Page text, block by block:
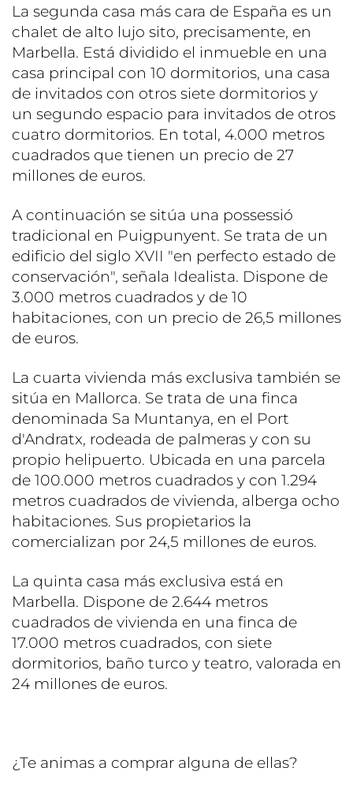
La segunda casa más cara de España es un
chalet de alto lujo sito, precisamente, en
Marbella. Está dividido el inmueble en una
casa principal con 10 dormitorios, una casa
de invitados con otros siete dormitorios y
un segundo espacio para invitados de otros
cuatro dormitorios. En total, 4.000 metros
cuadrados que tienen un precio de 27
millones de euros.
A continuación se sitúa una possessió
tradicional en Puigpunyent. Se trata de un
edificio del siglo XVII "en perfecto estado de
conservación", señala Idealista. Dispone de
3.000 metros cuadrados y de 10
habitaciones, con un precio de 26,5 millones
de euros.
La cuarta vivienda más exclusiva también se
sitúa en Mallorca. Se trata de una finca
denominada Sa Muntanya, en el Port
d'Andratx, rodeada de palmeras y con su
propio helipuerto. Ubicada en una parcela
de 100.000 metros cuadrados y con 1.294
metros cuadrados de vivienda, alberga ocho
habitaciones. Sus propietarios la
comercializan por 24,5 millones de euros.
La quinta casa más exclusiva está en
Marbella. Dispone de 2.644 metros
cuadrados de vivienda en una finca de
17.000 metros cuadrados, con siete
dormitorios, baño turco y teatro, valorada en
24 millones de euros.
¿Te animas a comprar alguna de ellas?